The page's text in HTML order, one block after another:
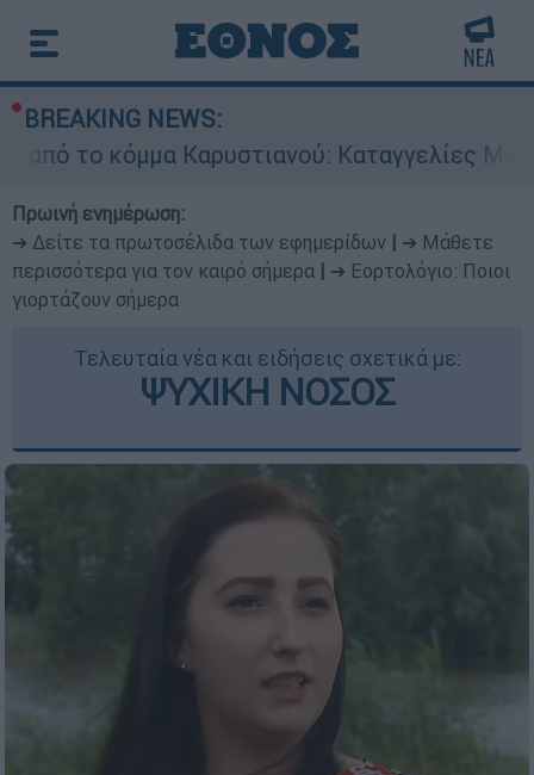
BREAKING NEWS:
Καρυστιανού: Καταγγελίες Μπρουτζάκη
Πρωινή ενημέρωση:
➔ Δείτε τα πρωτοσέλιδα των εφημερίδων
➔ Μάθετε
περισσότερα για τον καιρό σήμερα
➔ Εορτολόγιο: Ποιοι
γιορτάζουν σήμερα
Τελευταία νέα και ειδήσεις σχετικά με:
ΨΥΧΙΚΗ ΝΟΣΟΣ